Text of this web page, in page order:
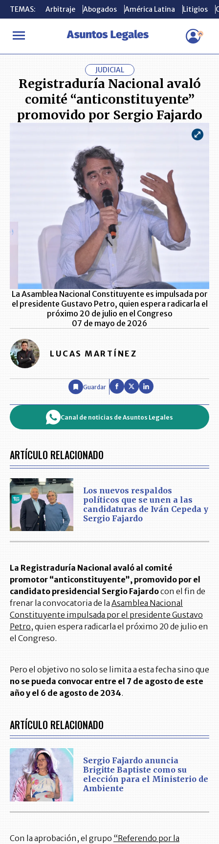
TEMAS: Arbitraje Abogados América Latina Litigios
INICIO ACTUALIDAD Registraduría Nacional avaló comité
TEMAS: Arbitraje Abogados América Latina Litigios
JUDICIAL
Registraduría Nacional avaló
comité “anticonstituyente”
promovido por Sergio Fajardo
La Asamblea Nacional Constituyente es impulsada por
el presidente Gustavo Petro, quien espera radicarla el
próximo 20 de julio en el Congreso
07 de mayo de 2026
LUCAS MARTÍNEZ
Guardar
Canal de noticias de Asuntos Legales
ARTÍCULO RELACIONADO
Los nuevos respaldos
políticos que se unen a las
candidaturas de Iván Cepeda y
Sergio Fajardo
La Registraduría Nacional avaló al comité
promotor “anticonstituyente”, promovido por el
candidato presidencial Sergio Fajardocon el fin de
frenar la convocatoria de laAsamblea Nacional
Constituyente impulsada por el presidente Gustavo
Petro, quien espera radicarla el próximo 20 de julio en
el Congreso.
Pero el objetivo no solo se limita a esta fecha sino que
no se pueda convocar entre el 7 de agosto de este
año y el 6 de agosto de 2034.
ARTÍCULO RELACIONADO
Sergio Fajardo anuncia
Brigitte Baptiste como su
elección para el Ministerio de
Ambiente
Con la aprobación, el grupo “Referendo por la